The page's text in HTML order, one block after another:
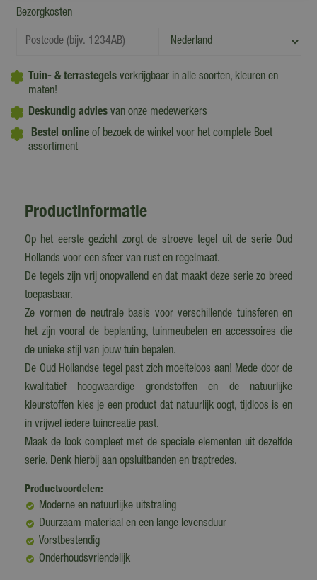
Bezorgkosten
Tuin- & terrastegels verkrijgbaar in alle soorten, kleuren en
maten!
Deskundig advies van onze medewerkers
Bestel online of bezoek de winkel voor het complete Boet
assortiment
Productinformatie
Op het eerste gezicht zorgt de stroeve tegel uit de serie Oud
Hollands voor een sfeer van rust en regelmaat.
De tegels zijn vrij onopvallend en dat maakt deze serie zo breed
toepasbaar.
Ze vormen de neutrale basis voor verschillende tuinsferen en
het zijn vooral de beplanting, tuinmeubelen en accessoires die
de unieke stijl van jouw tuin bepalen.
De Oud Hollandse tegel past zich moeiteloos aan! Mede door de
kwalitatief hoogwaardige grondstoffen en de natuurlijke
kleurstoffen kies je een product dat natuurlijk oogt, tijdloos is en
in vrijwel iedere tuincreatie past.
Maak de look compleet met de speciale elementen uit dezelfde
serie. Denk hierbij aan opsluitbanden en traptredes.
Productvoordelen:
Moderne en natuurlijke uitstraling
Duurzaam materiaal en een lange levensduur
Vorstbestendig
Onderhoudsvriendelijk